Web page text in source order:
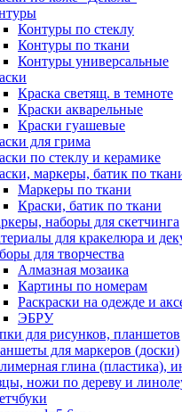
Контуры по стеклу
Контуры по ткани
Контуры универсальные
Краска светящ. в темноте
Краски акварельные
Краски гуашевые
для грима
по стеклу и керамике
маркеры, батик по
Маркеры по ткани
Краски, батик по ткани
наборы для скетчинга
для кракелюра и
для творчества
Алмазная мозаика
Картины по номерам
Раскраски на одежде и
ЭБРУ
для рисунков, планшетов
для маркеров (доски)
глина (пластика),
ножи по дереву и